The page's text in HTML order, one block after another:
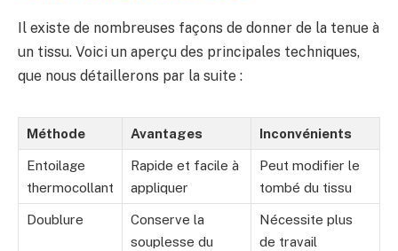
Il existe de nombreuses façons de donner de la tenue à
un tissu. Voici un aperçu des principales techniques,
que nous détaillerons par la suite :
Méthode Avantages Inconvénients
Entoilage
thermocollant
Rapide et facile à
appliquer
Peut modifier le
tombé du tissu
Doublure
Conserve la
souplesse du
Nécessite plus
de travail